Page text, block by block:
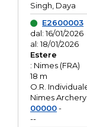
Singh, Daya
E2600003
dal: 16/01/2026
al: 18/01/2026
Estere
: Nimes (FRA)
18 m
O.R.
Nimes
00000-
--